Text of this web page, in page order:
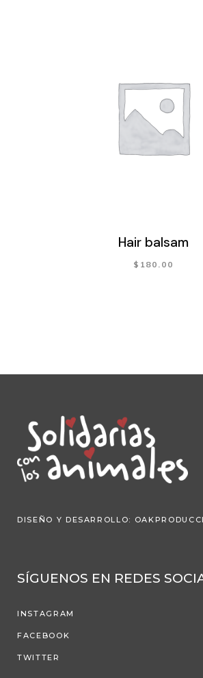
Hair balsam
$ 180.00
DISEÑO Y DESARROLLO:
SÍGUENOS EN REDES
INSTAGRAM
FACEBOOK
TWITTER